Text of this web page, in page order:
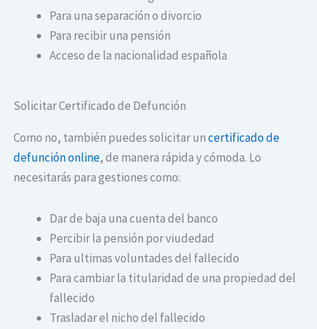
Para una separación o divorcio
Para recibir una pensión
Acceso de la nacionalidad española
Solicitar Certificado de Defunción
Como no, también puedes solicitar uncertificado de
defunción online, de manera rápida y cómoda. Lo
necesitarás para gestiones como:
Dar de baja una cuenta del banco
Percibir la pensión por viudedad
Para ultimas voluntades del fallecido
Para cambiar la titularidad de una propiedad del
fallecido
Trasladar el nicho del fallecido